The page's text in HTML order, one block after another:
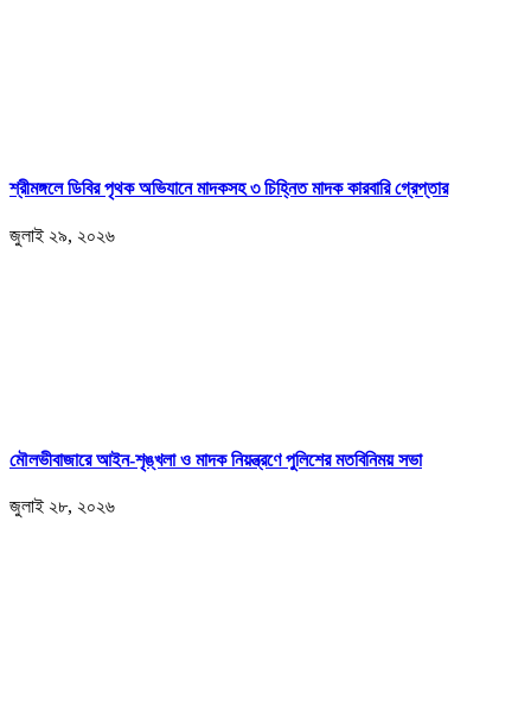
শ্রীমঙ্গলে ডিবির পৃথক অভিযানে মাদকসহ ৩ চিহ্নিত মাদক কারবারি গ্রেপ্তার
জুলাই ২৯, ২০২৬
মৌলভীবাজারে আইন-শৃঙ্খলা ও মাদক নিয়ন্ত্রণে পুলিশের মতবিনিময় সভা
জুলাই ২৮, ২০২৬